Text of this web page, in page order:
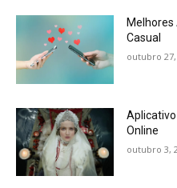
Casual
outubro 27,
Online
outubro 3,